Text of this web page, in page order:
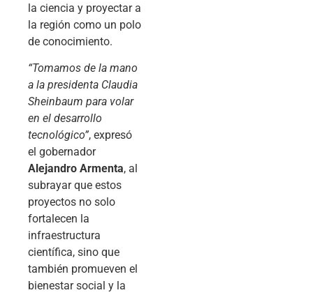
la ciencia y proyectar a
la región como un polo
de conocimiento.
“Tomamos de la mano
a la presidenta Claudia
Sheinbaum para volar
en el desarrollo
tecnológico”, expresó
el gobernador
Alejandro Armenta, al
subrayar que estos
proyectos no solo
fortalecen la
infraestructura
científica, sino que
también promueven el
bienestar social y la